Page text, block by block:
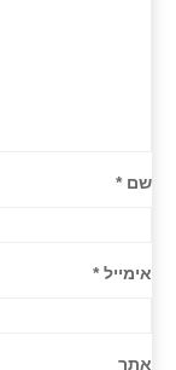
שם*
אימייל*
אתר